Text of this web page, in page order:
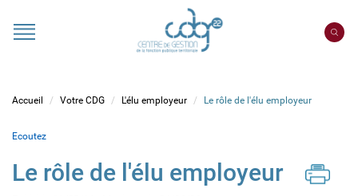
CDG
Accueil Votre CDG L'élu employeur Le rôle de l'élu employeur
Ecoutez
Le rôle de l'élu employeur